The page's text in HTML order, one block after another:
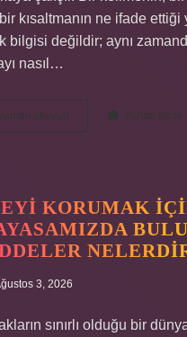
kısaltmanın ne ifade ettiği
bilgisi değildir; aynı
nasıl…
okuyun
neyin
Yorum Bırak
KORUMAK
3, 2026
sınırlı olduğu bir